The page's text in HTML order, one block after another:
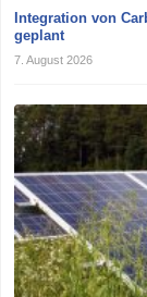
Integration von
geplant
7. August 2026